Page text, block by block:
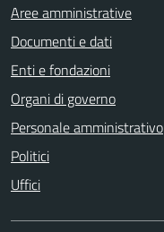
Aree amministrative
Documenti e dati
Enti e fondazioni
Organi di governo
Personale amministrativo
Politici
Uffici